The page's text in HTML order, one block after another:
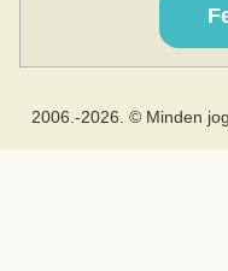
2006.-2026. © Minden